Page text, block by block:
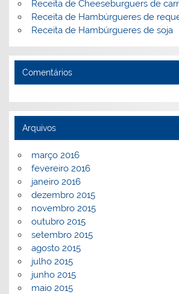
Receita de Cheeseburguers de
Receita de Hambúrgueres de
Receita de Hambúrgueres de soja
Comentários
Arquivos
março 2016
fevereiro 2016
janeiro 2016
dezembro 2015
novembro 2015
outubro 2015
setembro 2015
agosto 2015
julho 2015
junho 2015
maio 2015